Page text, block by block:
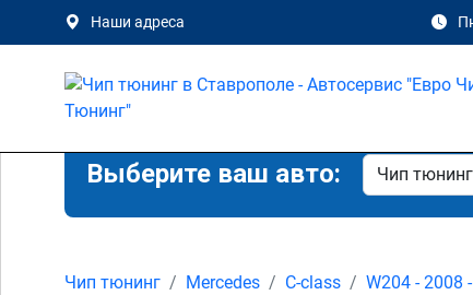
Наши адреса
Выберите ваш авто:
Чип тюнинг Mercedes C-class W204 - 2008